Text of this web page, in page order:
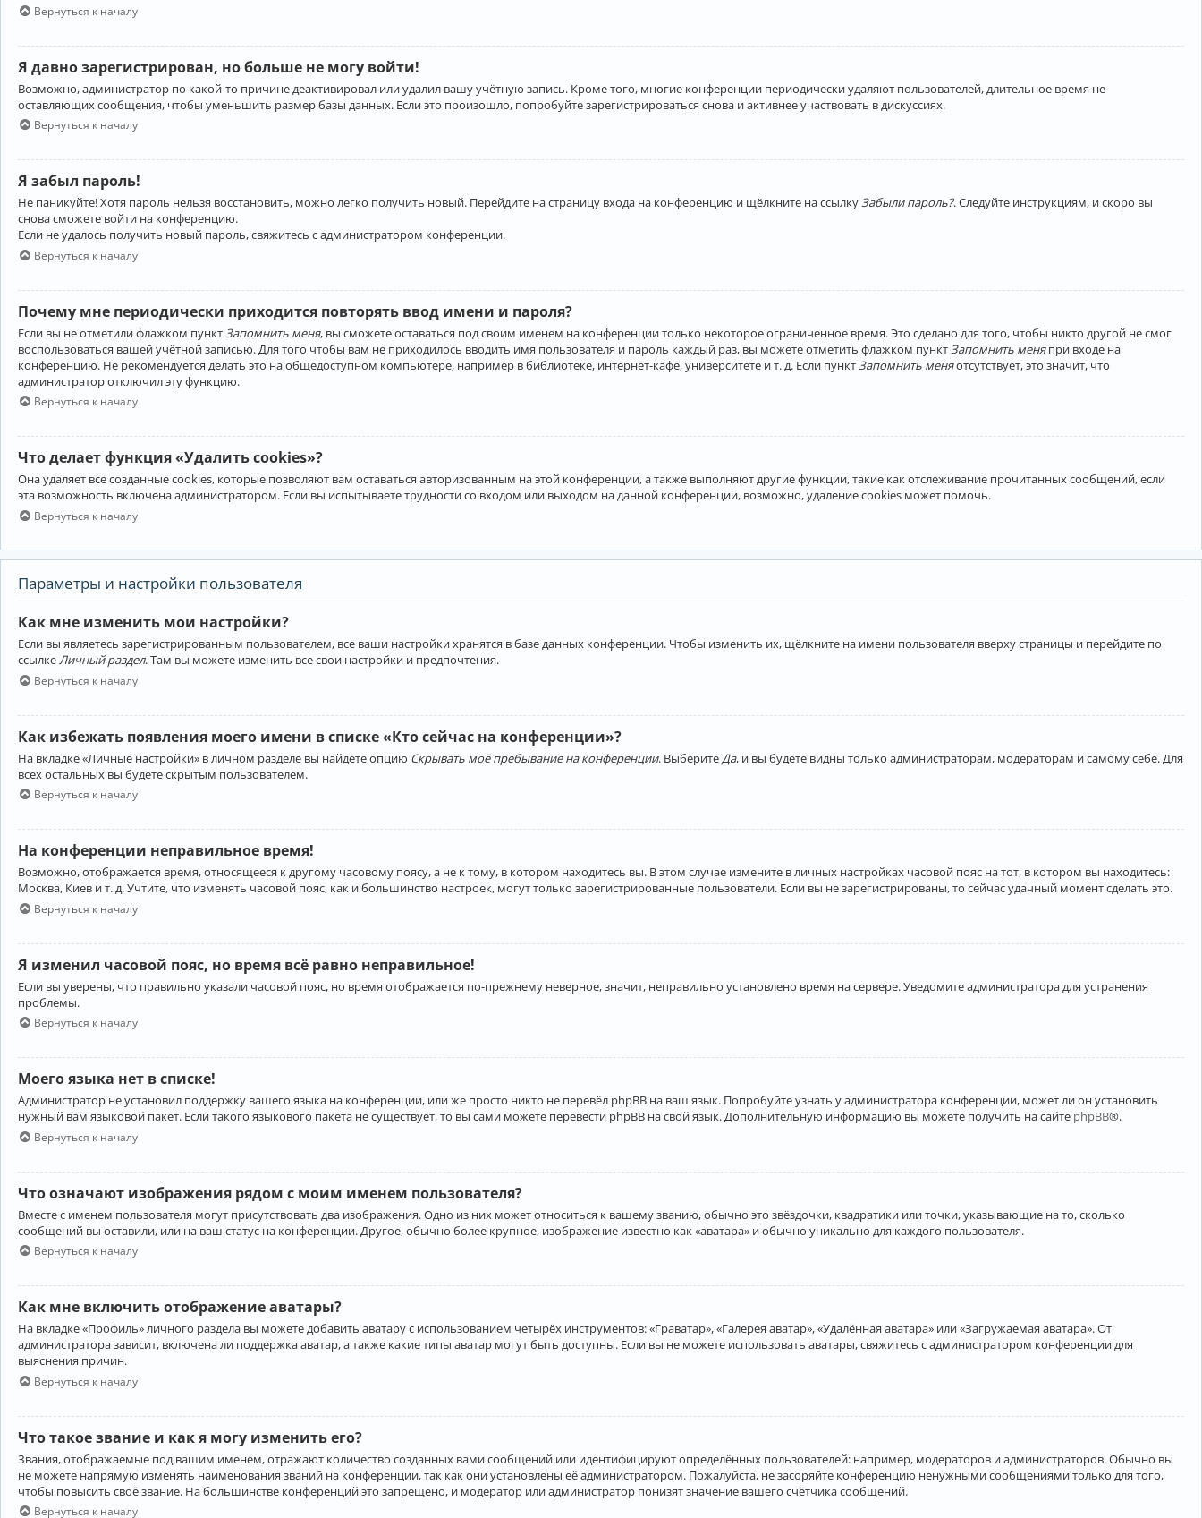
Вернуться к началу
Я давно зарегистрирован, но больше не могу войти!
Возможно, администратор по какой-то причине деактивировал или удалил вашу учётную запись. Кроме того, многие конференции периодически удаляют пользователей, длительное время не
оставляющих сообщения, чтобы уменьшить размер базы данных. Если это произошло, попробуйте зарегистрироваться снова и активнее участвовать в дискуссиях.
Вернуться к началу
Я забыл пароль!
Не паникуйте! Хотя пароль нельзя восстановить, можно легко получить новый. Перейдите на страницу входа на конференцию и щёлкните на ссылкуЗабыли пароль?. Следуйте инструкциям, и скоро вы
снова сможете войти на конференцию.
Если не удалось получить новый пароль, свяжитесь с администратором конференции.
Вернуться к началу
Почему мне периодически приходится повторять ввод имени и пароля?
Если вы не отметили флажком пункт Запомнить меня, вы сможете оставаться под своим именем на конференции только некоторое ограниченное время. Это сделано для того, чтобы никто другой не смог
воспользоваться вашей учётной записью. Для того чтобы вам не приходилось вводить имя пользователя и пароль каждый раз, вы можете отметить флажком пункт Запомнить меняпри входе на
конференцию. Не рекомендуется делать это на общедоступном компьютере, например в библиотеке, интернет-кафе, университете и т. д. Если пункт Запомнить меняотсутствует, это значит, что
администратор отключил эту функцию.
Вернуться к началу
Что делает функция «Удалить cookies»?
Она удаляет все созданные cookies, которые позволяют вам оставаться авторизованным на этой конференции, а также выполняют другие функции, такие как отслеживание прочитанных сообщений, если
эта возможность включена администратором. Если вы испытываете трудности со входом или выходом на данной конференции, возможно, удаление cookies может помочь.
Вернуться к началу
Параметры и настройки пользователя
Как мне изменить мои настройки?
Если вы являетесь зарегистрированным пользователем, все ваши настройки хранятся в базе данных конференции. Чтобы изменить их, щёлкните на имени пользователя вверху страницы и перейдите по
ссылкеЛичный раздел. Там вы можете изменить все свои настройки и предпочтения.
Вернуться к началу
Как избежать появления моего имени в списке «Кто сейчас на конференции»?
На вкладке «Личные настройки» в личном разделе вы найдёте опцию Скрывать моё пребывание на конференции. Выберите Да, и вы будете видны только администраторам, модераторам и самому себе. Для
всех остальных вы будете скрытым пользователем.
Вернуться к началу
На конференции неправильное время!
Возможно, отображается время, относящееся к другому часовому поясу, а не к тому, в котором находитесь вы. В этом случае измените в личных настройках часовой пояс на тот, в котором вы находитесь:
Москва, Киев и т. д. Учтите, что изменять часовой пояс, как и большинство настроек, могут только зарегистрированные пользователи. Если вы не зарегистрированы, то сейчас удачный момент сделать это.
Вернуться к началу
Я изменил часовой пояс, но время всё равно неправильное!
Если вы уверены, что правильно указали часовой пояс, но время отображается по-прежнему неверное, значит, неправильно установлено время на сервере. Уведомите администратора для устранения
проблемы.
Вернуться к началу
Моего языка нет в списке!
Администратор не установил поддержку вашего языка на конференции, или же просто никто не перевёл phpBB на ваш язык. Попробуйте узнать у администратора конференции, может ли он установить
нужный вам языковой пакет. Если такого языкового пакета не существует, то вы сами можете перевести phpBB на свой язык. Дополнительную информацию вы можете получить на сайте phpBB®.
Вернуться к началу
Что означают изображения рядом с моим именем пользователя?
Вместе с именем пользователя могут присутствовать два изображения. Одно из них может относиться к вашему званию, обычно это звёздочки, квадратики или точки, указывающие на то, сколько
сообщений вы оставили, или на ваш статус на конференции. Другое, обычно более крупное, изображение известно как «аватара» и обычно уникально для каждого пользователя.
Вернуться к началу
Как мне включить отображение аватары?
На вкладке «Профиль» личного раздела вы можете добавить аватару с использованием четырёх инструментов: «Граватар», «Галерея аватар», «Удалённая аватара» или «Загружаемая аватара». От
администратора зависит, включена ли поддержка аватар, а также какие типы аватар могут быть доступны. Если вы не можете использовать аватары, свяжитесь с администратором конференции для
выяснения причин.
Вернуться к началу
Что такое звание и как я могу изменить его?
Звания, отображаемые под вашим именем, отражают количество созданных вами сообщений или идентифицируют определённых пользователей: например, модераторов и администраторов. Обычно вы
не можете напрямую изменять наименования званий на конференции, так как они установлены её администратором. Пожалуйста, не засоряйте конференцию ненужными сообщениями только для того,
чтобы повысить своё звание. На большинстве конференций это запрещено, и модератор или администратор понизят значение вашего счётчика сообщений.
Вернуться к началу